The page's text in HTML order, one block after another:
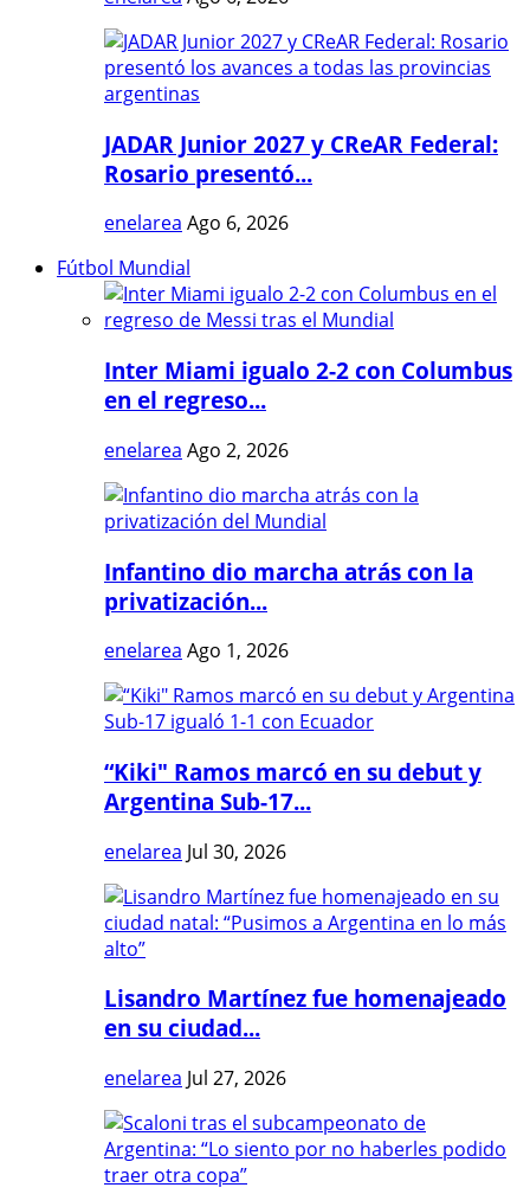
JADAR Junior 2027 y CReAR Federal:
Rosario presentó...
enelarea Ago 6, 2026
Fútbol Mundial
Inter Miami igualo 2-2 con Columbus
en el regreso...
enelarea Ago 2, 2026
Infantino dio marcha atrás con la
privatización...
enelarea Ago 1, 2026
“Kiki" Ramos marcó en su debut y
Argentina Sub-17...
enelarea Jul 30, 2026
Lisandro Martínez fue homenajeado
en su ciudad...
enelarea Jul 27, 2026